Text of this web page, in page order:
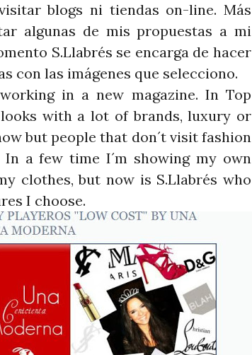
blogs ni tiendas on-line. Más
algunas de mis propuestas a mi
S.Llabrés se encarga de hacer
con las imágenes que selecciono.
in a new magazine. In Top
with a lot of brands, luxury or
but people that don´t visit fashion
In a few time I´m showing my own
clothes, but now is S.Llabrés who
I choose.